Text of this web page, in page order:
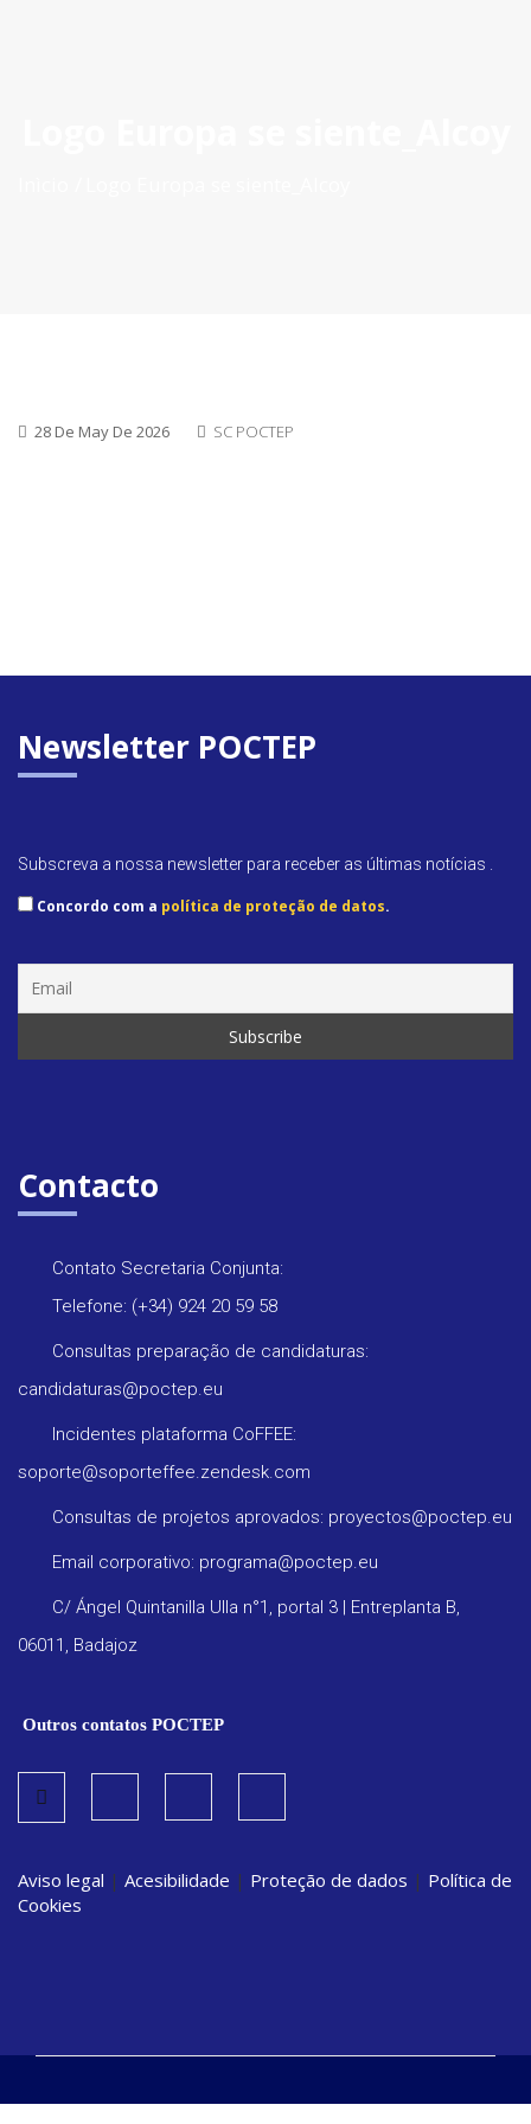
28 De May De 2026 SC POCTEP
Newsletter POCTEP
Subscreva a nossa newsletter para receber as últimas notícias .
Concordo com a política de proteção de datos.
Contacto
Contato Secretaria Conjunta:
Telefone: (+34) 924 20 59 58
Consultas preparação de candidaturas:
candidaturas@poctep.eu
Incidentes plataforma CoFFEE:
soporte@soporteffee.zendesk.com
Consultas de projetos aprovados: proyectos@poctep.eu
Email corporativo: programa@poctep.eu
C/ Ángel Quintanilla Ulla n°1, portal 3 | Entreplanta B,
06011, Badajoz
Outros contatos POCTEP
Aviso legal | Acesibilidade | Proteção de dados | Política de
Cookies